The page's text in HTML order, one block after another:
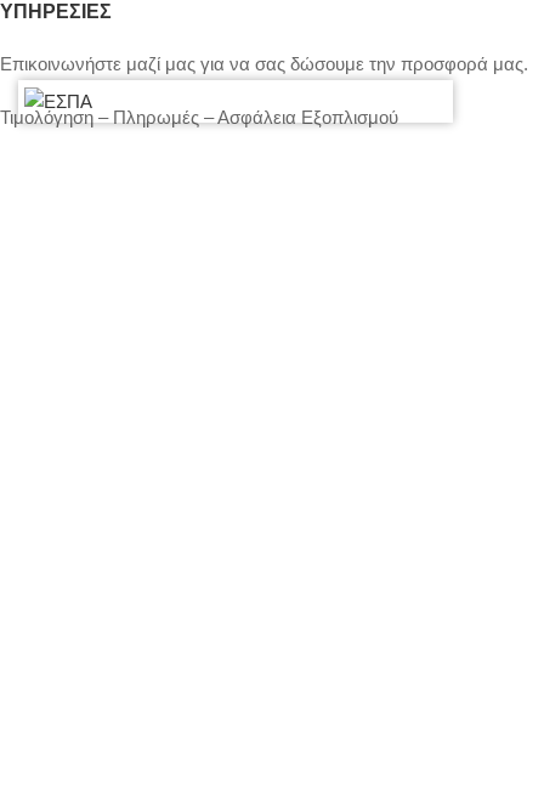
ΥΠΗΡΕΣΙΕΣ
Επικοινωνήστε μαζί μας για να σας δώσουμε την προσφορά μας.
Τιμολόγηση – Πληρωμές – Ασφάλεια Εξοπλισμού